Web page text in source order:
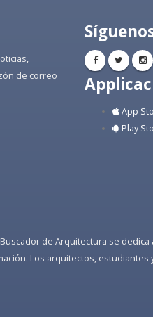
de correo
App
Play
de Arquitectura se
Los arquitectos,